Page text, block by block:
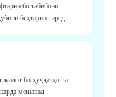
бо табибони
беҳтарин гиред
бо ҳуҷҷатҳо ва
мешавад